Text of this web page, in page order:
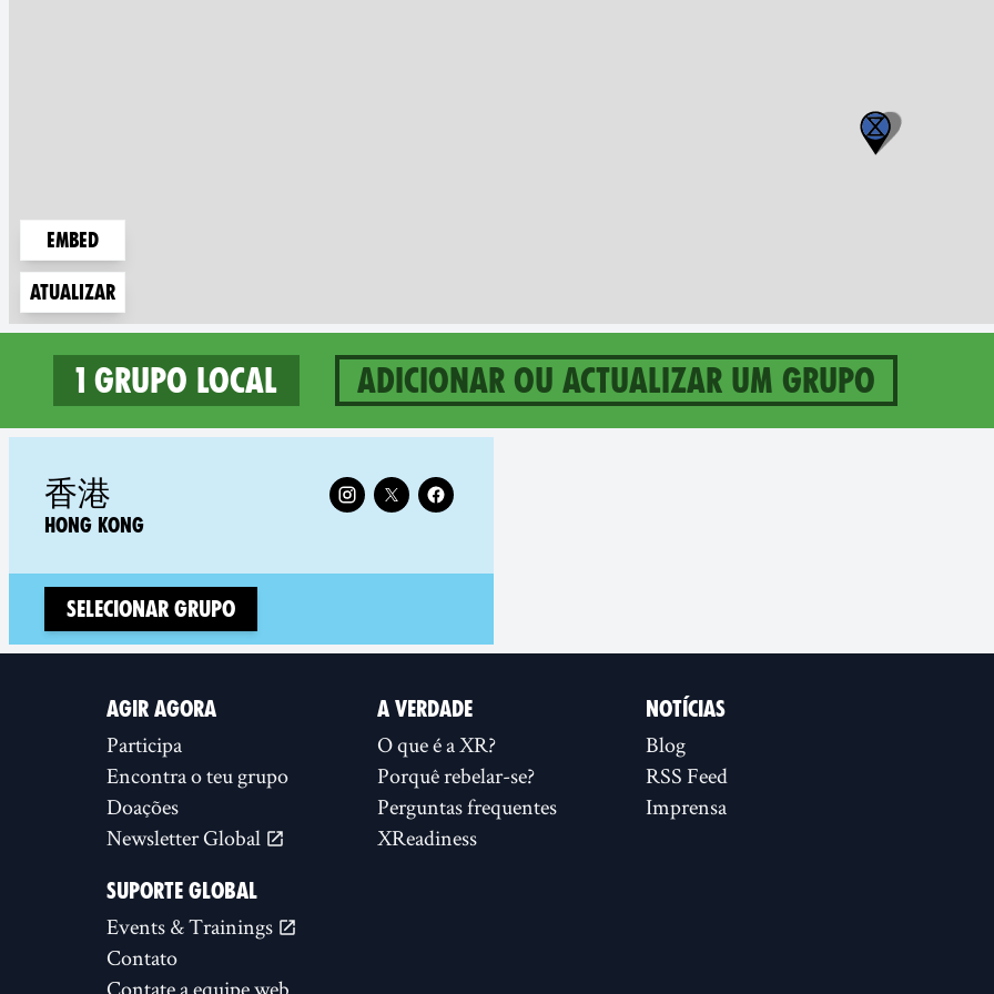
Embed
Atualizar
1 grupo local Adicionar ou actualizar um grupo
1 groups in China
香港
HONG KONG
Follow XR Hong Kong on
Selecionar Grupo
AGIR AGORA
Participa
Encontra o teu grupo
Doações
Newsletter Global
A VERDADE
O que é a XR?
Porquê rebelar-se?
Perguntas frequentes
XReadiness
NOTÍCIAS
Blog
RSS Feed
Imprensa
SUPORTE GLOBAL
Events & Trainings
Contato